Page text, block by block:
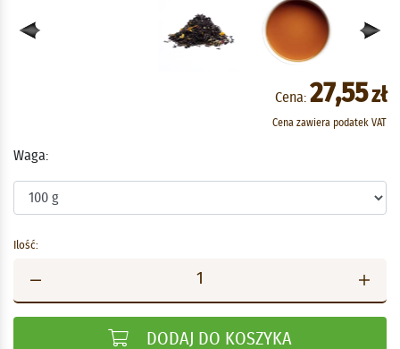
Cena: 27,55zł
Cena zawiera podatek VAT
Waga:
Ilość:
DODAJ DO KOSZYKA